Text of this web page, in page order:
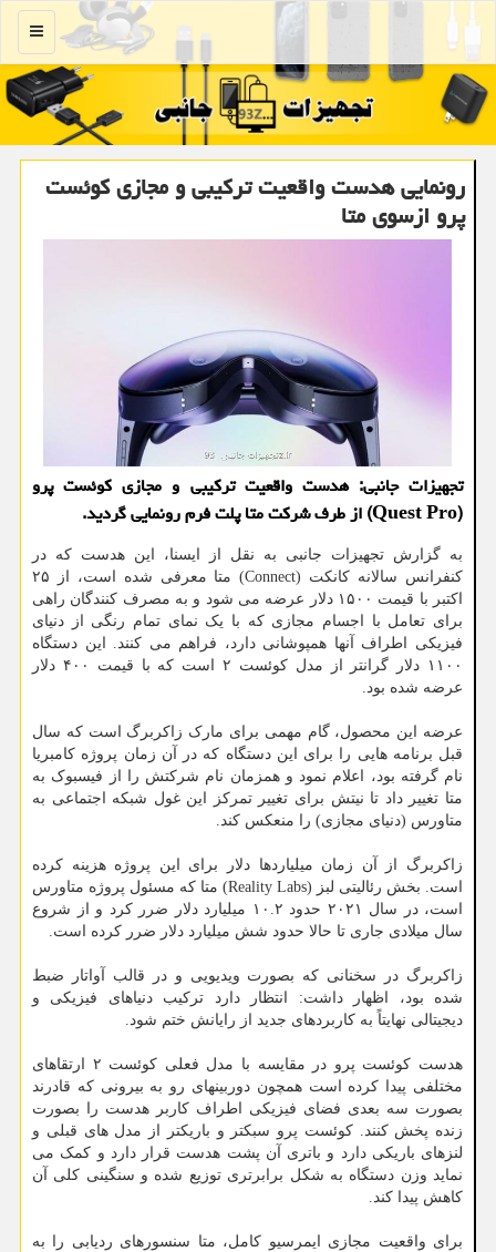
منو
رونمایی هدست واقعیت ترکیبی و مجازی کوئست
پرو ازسوی متا
تجهیزات جانبی: هدست واقعیت ترکیبی و مجازی کوئست پرو
(Quest Pro) از طرف شرکت متا پلت فرم رونمایی گردید.
به گزارش تجهیزات جانبی به نقل از ایسنا، این هدست که در
کنفرانس سالانه کانکت (Connect) متا معرفی شده است، از ۲۵
اکتبر با قیمت ۱۵۰۰ دلار عرضه می شود و به مصرف کنندگان راهی
برای تعامل با اجسام مجازی که با یک نمای تمام رنگی از دنیای
فیزیکی اطراف آنها همپوشانی دارد، فراهم می کنند. این دستگاه
۱۱۰۰ دلار گرانتر از مدل کوئست ۲ است که با قیمت ۴۰۰ دلار
عرضه شده بود.
عرضه این محصول، گام مهمی برای مارک زاکربرگ است که سال
قبل برنامه هایی را برای این دستگاه که در آن زمان پروژه کامبریا
نام گرفته بود، اعلام نمود و همزمان نام شرکتش را از فیسبوک به
متا تغییر داد تا نیتش برای تغییر تمرکز این غول شبکه اجتماعی به
متاورس (دنیای مجازی) را منعکس کند.
زاکربرگ از آن زمان میلیاردها دلار برای این پروژه هزینه کرده
است. بخش رئالیتی لبز (Reality Labs) متا که مسئول پروژه متاورس
است، در سال ۲۰۲۱ حدود ۱۰.۲ میلیارد دلار ضرر کرد و از شروع
سال میلادی جاری تا حالا حدود شش میلیارد دلار ضرر کرده است.
زاکربرگ در سخنانی که بصورت ویدیویی و در قالب آواتار ضبط
شده بود، اظهار داشت: انتظار دارد ترکیب دنیاهای فیزیکی و
دیجیتالی نهایتاً به کاربردهای جدید از رایانش ختم شود.
هدست کوئست پرو در مقایسه با مدل فعلی کوئست ۲ ارتقاهای
مختلفی پیدا کرده است همچون دوربینهای رو به بیرونی که قادرند
بصورت سه بعدی فضای فیزیکی اطراف کاربر هدست را بصورت
زنده پخش کنند. کوئست پرو سبکتر و باریکتر از مدل های قبلی و
لنزهای باریکی دارد و باتری آن پشت هدست قرار دارد و کمک می
نماید وزن دستگاه به شکل برابرتری توزیع شده و سنگینی کلی آن
کاهش پیدا کند.
برای واقعیت مجازی ایمرسیو کامل، متا سنسورهای ردیابی را به